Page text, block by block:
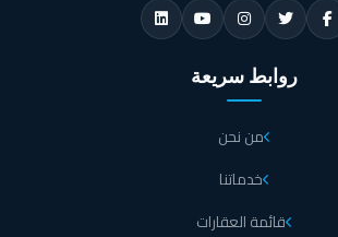
روابط سريعة
من نحن
خدماتنا
قائمة العقارات